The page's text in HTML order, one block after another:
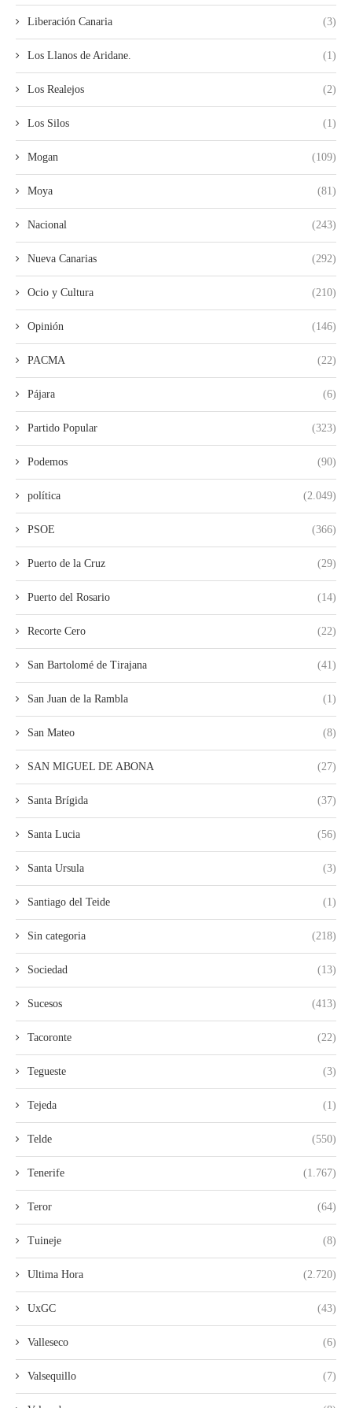
Liberación Canaria (3)
Los Llanos de Aridane. (1)
Los Realejos (2)
Los Silos (1)
Mogan (109)
Moya (81)
Nacional (243)
Nueva Canarias (292)
Ocio y Cultura (210)
Opinión (146)
PACMA (22)
Pájara (6)
Partido Popular (323)
Podemos (90)
política (2.049)
PSOE (366)
Puerto de la Cruz (29)
Puerto del Rosario (14)
Recorte Cero (22)
San Bartolomé de Tirajana (41)
San Juan de la Rambla (1)
San Mateo (8)
SAN MIGUEL DE ABONA (27)
Santa Brígida (37)
Santa Lucia (56)
Santa Ursula (3)
Santiago del Teide (1)
Sin categoria (218)
Sociedad (13)
Sucesos (413)
Tacoronte (22)
Tegueste (3)
Tejeda (1)
Telde (550)
Tenerife (1.767)
Teror (64)
Tuineje (8)
Ultima Hora (2.720)
UxGC (43)
Valleseco (6)
Valsequillo (7)